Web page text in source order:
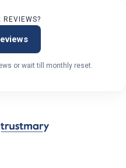
REVIEWS?
or wait till monthly reset.